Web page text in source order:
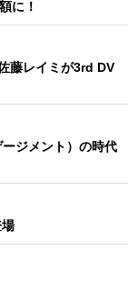
に！
藤レイミが3rd DV
ジメント）の時代